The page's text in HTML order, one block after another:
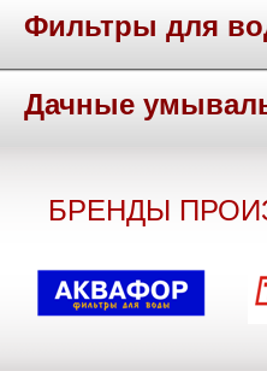
Фильтры для
Дачные
БРЕНДЫ